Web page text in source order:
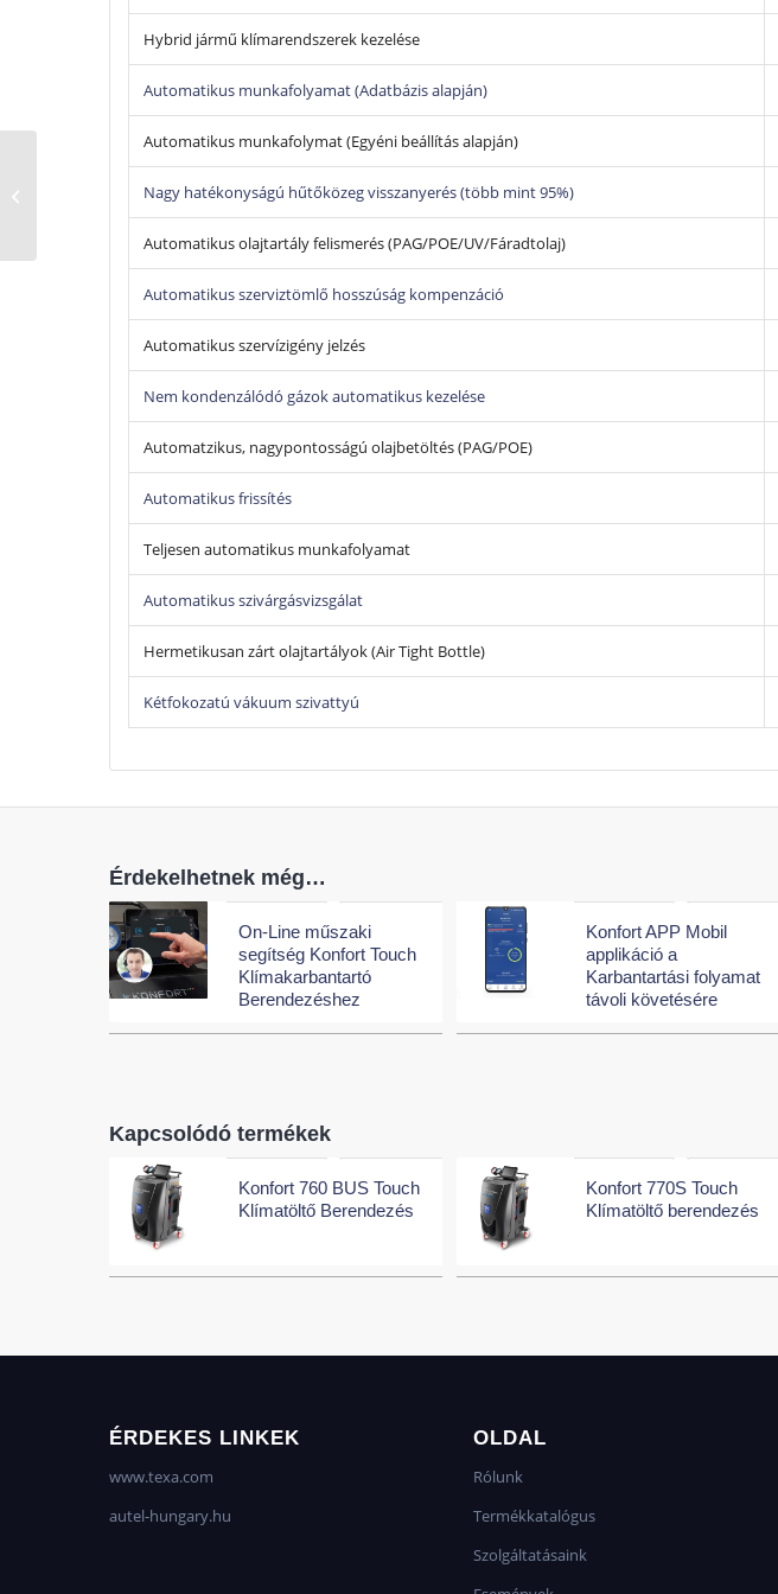
Hybrid jármű klímarendszerek kezelése
Automatikus munkafolyamat (Adatbázis alapján)
Automatikus munkafolymat (Egyéni beállítás alapján)
Nagy hatékonyságú hűtőközeg visszanyerés (több mint 95%)
Automatikus olajtartály felismerés (PAG/POE/UV/Fáradtolaj)
Automatikus szerviztömlő hosszúság kompenzáció
Automatikus szervízigény jelzés
Nem kondenzálódó gázok automatikus kezelése
Automatzikus, nagypontosságú olajbetöltés (PAG/POE)
Automatikus frissítés
Teljesen automatikus munkafolyamat
Automatikus szivárgásvizsgálat
Hermetikusan zárt olajtartályok (Air Tight Bottle)
Kétfokozatú vákuum szivattyú
Érdekelhetnek még…
On-Line műszaki
segítség Konfort Touch
Klímakarbantartó
Berendezéshez
Konfort APP Mobil
applikáció a
Karbantartási folyamat
távoli követésére
Kapcsolódó termékek
Konfort 760 BUS Touch
Klímatöltő Berendezés
Konfort 770S Touch
Klímatöltő berendezés
ÉRDEKES LINKEK
www.texa.com
autel-hungary.hu
OLDAL
Rólunk
Termékkatalógus
Szolgáltatásaink
Konfort 744 Klímatöltő